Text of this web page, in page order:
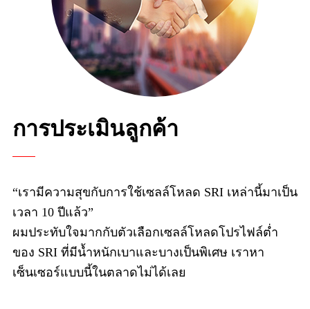
การประเมินลูกค้า
“เรามีความสุขกับการใช้เซลล์โหลด SRI เหล่านี้มาเป็น
เวลา 10 ปีแล้ว”
ของ SRI ที่มีน้ำหนักเบาและบางเป็นพิเศษ เราหา
เซ็นเซอร์แบบนี้ในตลาดไม่ได้เลย